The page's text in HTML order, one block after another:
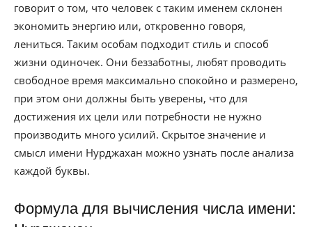
говорит о том, что человек с таким именем склонен
экономить энергию или, откровенно говоря,
лениться. Таким особам подходит стиль и способ
жизни одиночек. Они беззаботны, любят проводить
свободное время максимально спокойно и размерено,
при этом они должны быть уверены, что для
достижения их цели или потребности не нужно
производить много усилий. Скрытое значение и
смысл имени Нурджахан можно узнать после анализа
каждой буквы.
Формула для вычисления числа имени: